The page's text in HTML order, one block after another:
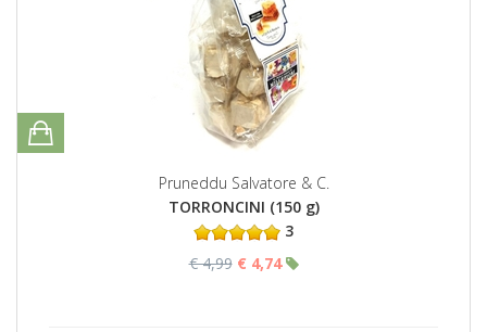
Pruneddu Salvatore & C.
TORRONCINI (150 g)
3
€ 4,99 € 4,74